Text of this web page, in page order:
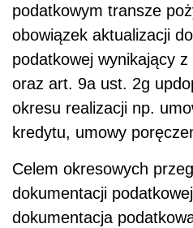
podatkowym transze
obowiązek aktualizacji
podatkowej wynikający
oraz art. 9a ust. 2g
okresu realizacji np.
kredytu, umowy
Celem okresowych
dokumentacji
dokumentacja